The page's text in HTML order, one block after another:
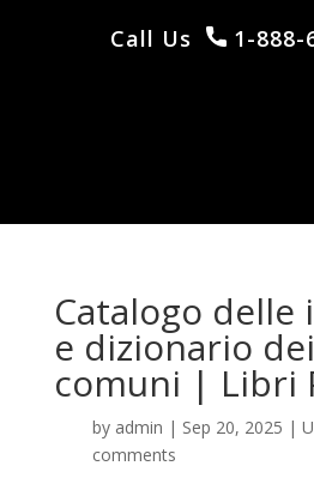
Call Us 1-888-
Catalogo delle
e dizionario
comuni | Libri
by admin | Sep 20, 2025 |
comments